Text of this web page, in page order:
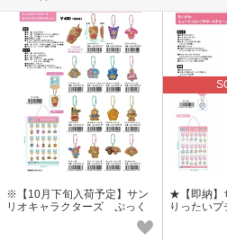
※【10月下旬入荷予定】サン
リオキャラクターズ ぷっく
★【即納】
りったい